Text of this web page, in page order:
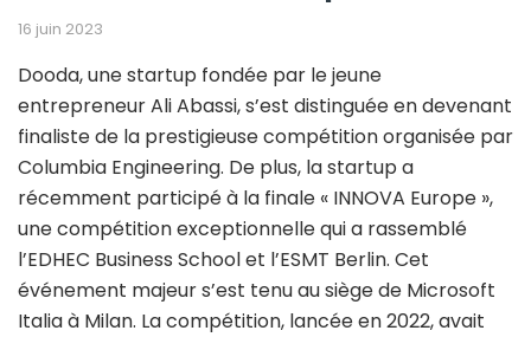
16 juin 2023
Dooda, une startup fondée par le jeune
entrepreneur Ali Abassi, s’est distinguée en devenant
finaliste de la prestigieuse compétition organisée par
Columbia Engineering. De plus, la startup a
récemment participé à la finale « INNOVA Europe »,
une compétition exceptionnelle qui a rassemblé
l’EDHEC Business School et l’ESMT Berlin. Cet
événement majeur s’est tenu au siège de Microsoft
Italia à Milan. La compétition, lancée en 2022, avait